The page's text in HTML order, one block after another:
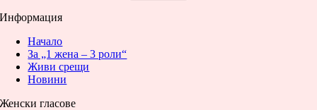
Информация
Начало
За „1 жена – 3 роли“
Живи срещи
Новини
Женски гласове